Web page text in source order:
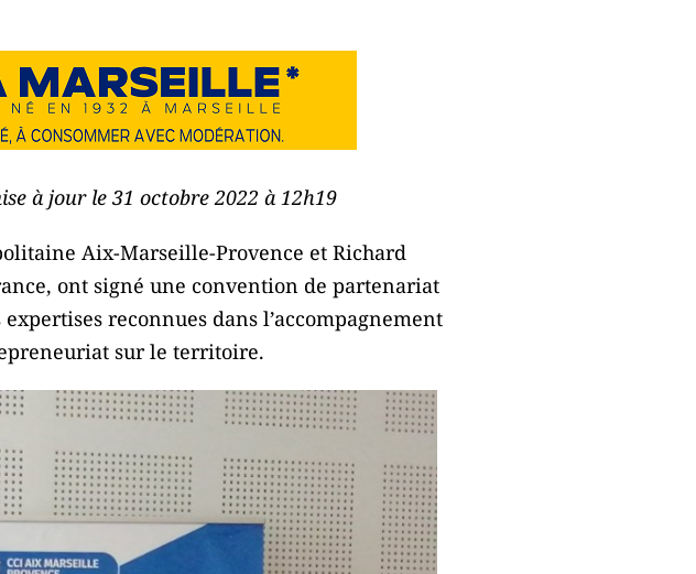
à jour le 31 octobre 2022 à 12h19
Aix-Marseille-Provence et Richard
ont signé une convention de partenariat
reconnues dans l’accompagnement
sur le territoire.